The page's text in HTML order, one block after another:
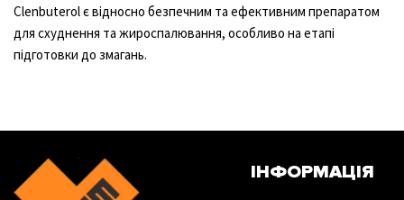
Clenbuterol є відносно безпечним та ефективним препаратом
для схуднення та жироспалювання, особливо на етапі
підготовки до змагань.
ІНФОРМАЦІЯ